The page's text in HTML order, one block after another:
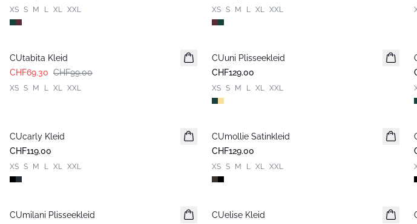
XS S M L XL XXL XS S M L XL XXL
CUtabita Kleid
CHF69.30 CHF99.00
XS S M L XL XXL
Neuheiten
CUuni Plisseekleid
CHF129.00
XS S M L XL XXL
CUcarly Kleid
CHF119.00
XS S M L XL XXL
Neuheiten
CUmollie Satinkleid
CHF129.00
XS S M L XL XXL
Neuheiten
CUmilani Plisseekleid
CUelise Kleid